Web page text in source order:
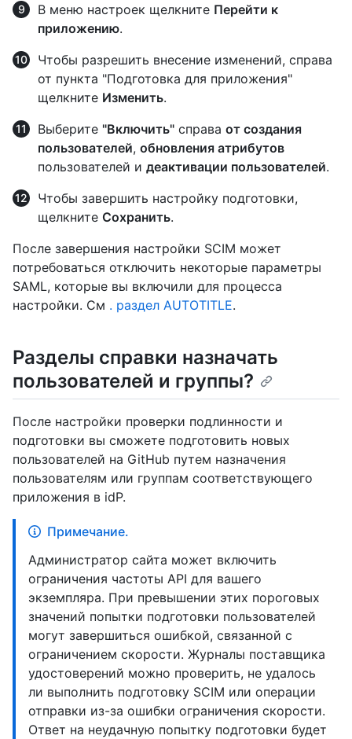
В меню настроек щелкните Перейти к
приложению.
Чтобы разрешить внесение изменений, справа
от пункта "Подготовка для приложения"
щелкните Изменить.
Выберите "Включить" справа от создания
пользователей, обновления атрибутов
пользователей и деактивации пользователей.
Чтобы завершить настройку подготовки,
щелкните Сохранить.
После завершения настройки SCIM может
потребоваться отключить некоторые параметры
SAML, которые вы включили для процесса
настройки. См . раздел AUTOTITLE.
Разделы справки назначать
пользователей и группы?
После настройки проверки подлинности и
подготовки вы сможете подготовить новых
пользователей на GitHub путем назначения
пользователям или группам соответствующего
приложения в idP.
Примечание.
Администратор сайта может включить
ограничения частоты API для вашего
экземпляра. При превышении этих пороговых
значений попытки подготовки пользователей
могут завершиться ошибкой, связанной с
ограничением скорости. Журналы поставщика
удостоверений можно проверить, не удалось
ли выполнить подготовку SCIM или операции
отправки из-за ошибки ограничения скорости.
Ответ на неудачную попытку подготовки будет